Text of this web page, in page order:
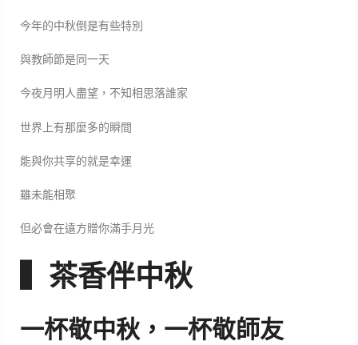
今年的中秋倒是有些特別
與教師節是同一天
今夜月明人盡望，不知相思落誰家
世界上有那麼多的瞬間
能與你共享的就是幸運
雖未能相聚
但必會在遠方贈你滿手月光
▍茶香伴中秋
一杯敬中秋，一杯敬師友